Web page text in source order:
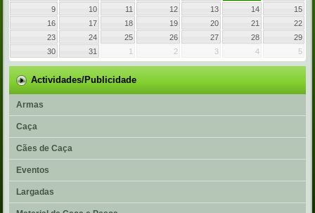
9
10 11 12 13 14
15
16
17 18 19 20 21
22
23
24 25 26 27 28
29
30
31 1 2 3 4 5
Actividades/Publicidade
Armas
Caça
Cães de Caça
Eventos
Largadas